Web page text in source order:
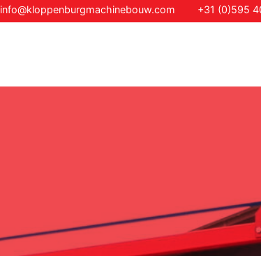
+31 (0)595
info@kloppenburgmachinebouw.com